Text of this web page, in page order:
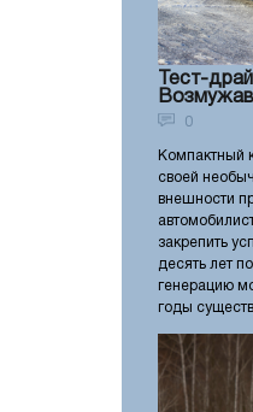
Тест-
0
Компактный
своей
внешности
закрепить
десять лет
генерацию
годы